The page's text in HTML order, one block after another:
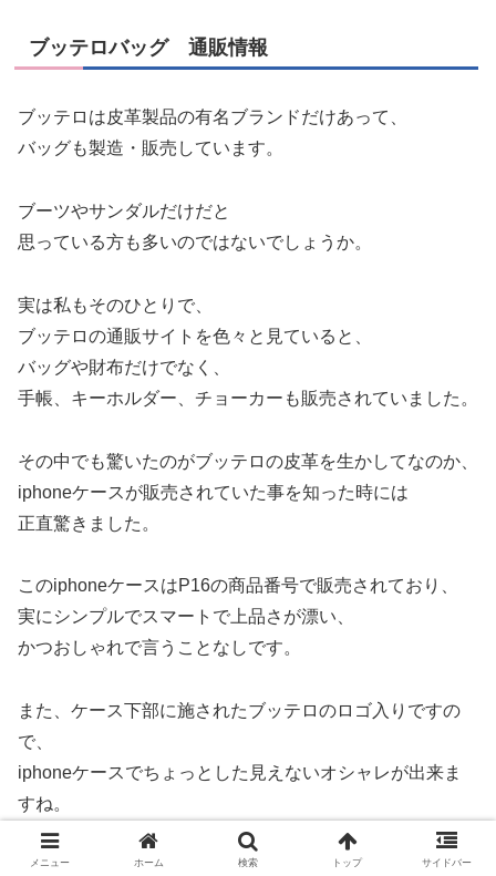
ブッテロバッグ 通販情報
ブッテロは皮革製品の有名ブランドだけあって、
バッグも製造・販売しています。
ブーツやサンダルだけだと
思っている方も多いのではないでしょうか。
実は私もそのひとりで、
ブッテロの通販サイトを色々と見ていると、
バッグや財布だけでなく、
手帳、キーホルダー、チョーカーも販売されていました。
その中でも驚いたのがブッテロの皮革を生かしてなのか、
iphoneケースが販売されていた事を知った時には
正直驚きました。
このiphoneケースはP16の商品番号で販売されており、
実にシンプルでスマートで上品さが漂い、
かつおしゃれで言うことなしです。
また、ケース下部に施されたブッテロのロゴ入りですの
で、
iphoneケースでちょっとした見えないオシャレが出来ま
すね。
また、ブッテロのバッグはレディース用で
メニュー ホーム 検索 トップ サイドバー